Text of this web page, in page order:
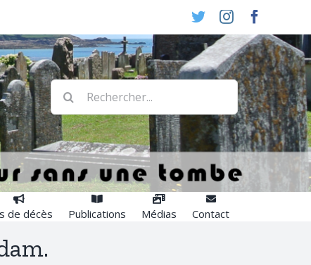
TwitterInstagram
Rechercher:
de décès Publications Médias Contact